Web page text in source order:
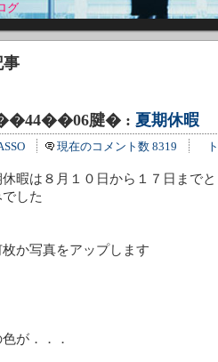
グ
事
腱� : 夏期休暇
現在のコメント数 8319
暇は８月１０日から１７日までと
した
か写真をアップします
が．．．